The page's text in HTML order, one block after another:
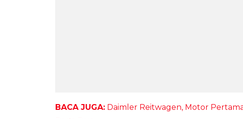
BACA JUGA: Daimler Reitwagen, Motor